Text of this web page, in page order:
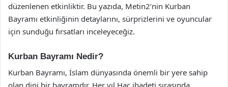
düzenlenen etkinliktir. Bu yazıda, Metin2’nin Kurban
Bayramı etkinliğinin detaylarını, sürprizlerini ve oyuncular
için sunduğu fırsatları inceleyeceğiz.
Kurban Bayramı Nedir?
Kurban Bayramı, İslam dünyasında önemli bir yere sahip
olan dini bir bayramdır. Her yıl Hac ibadeti sırasında